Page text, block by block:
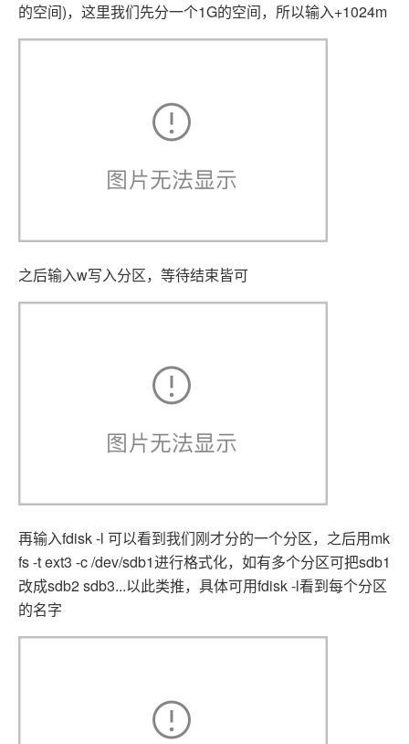
的空间)，这里我们先分一个1G的空间，所以输入+1024m
之后输入w写入分区，等待结束皆可
再输入fdisk -l 可以看到我们刚才分的一个分区，之后用mk
fs -t ext3 -c /dev/sdb1进行格式化，如有多个分区可把sdb1
改成sdb2 sdb3...以此类推，具体可用fdisk -l看到每个分区
的名字